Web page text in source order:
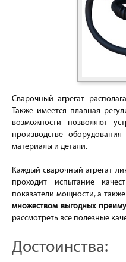
Сварочный агрегат
Также имеется плавная
возможности позволяют
производстве
материалы и детали.
Каждый сварочный агрегат
проходит испытание
показатели мощности, а
множеством выгодных
рассмотреть все полезные
Достоинства: